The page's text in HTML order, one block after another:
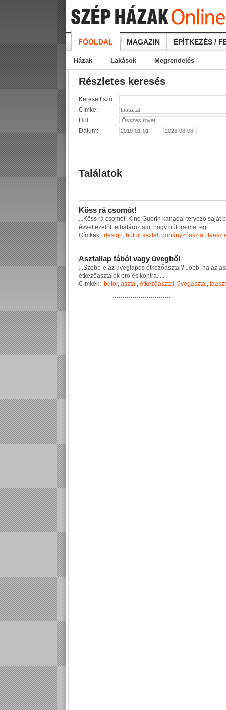
FŐOLDAL MAGAZIN ÉPÍTKEZÉS /
Házak Lakások Megrendelés
Részletes keresés
Keresett szó:
Címke:
Hol:
Dátum:
-
Találatok
Köss rá csomót!
...Köss rá csomót! Kino Guerin kanadai tervező saját b
évve eze őtt e határoztam, hogy bútoraimat eg...
Címkék: design, bútor, asztal , dohányzóasztal ,
Asztallap fából vagy üvegből
...Szebb-e az üveg apos étkezőaszta ? Jobb, ha az as
étkezőaszta ok pro és kontra. ...
Címkék: bútor, asztal , étkezőasztal , üvegasztal ,